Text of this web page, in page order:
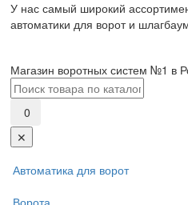
У нас самый широкий
автоматики для ворот и
Магазин воротных систем №1 в
0
✕
Автоматика для ворот
Ворота